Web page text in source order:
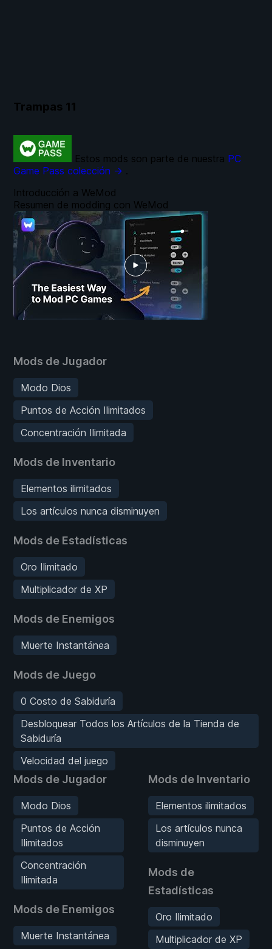
Trampas 11
Mods de Jugador
Modo Dios
Puntos de Acción Ilimitados
Concentración Ilimitada
Mods de Inventario
Elementos ilimitados
Los artículos nunca disminuyen
Mods de Estadísticas
Oro Ilimitado
Multiplicador de XP
Mods de Enemigos
Muerte Instantánea
Mods de Juego
0 Costo de Sabiduría
Desbloquear Todos los Artículos de la Tienda de
Sabiduría
Velocidad del juego
Mods de Jugador
Modo Dios
Puntos de Acción
Ilimitados
Concentración
Ilimitada
Mods de Enemigos
Muerte Instantánea
Mods de Inventario
Elementos ilimitados
Los artículos nunca
disminuyen
Mods de
Estadísticas
Oro Ilimitado
Multiplicador de XP
Introducción a WeMod
Resumen de modding con WeMod
Estos mods son parte de nuestra PC
Game Pass colección → .